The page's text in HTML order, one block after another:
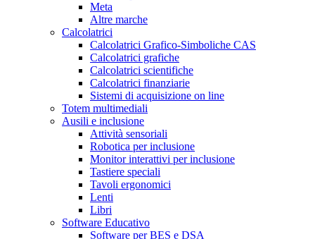
Meta
Altre marche
Calcolatrici
Calcolatrici Grafico-Simboliche CAS
Calcolatrici grafiche
Calcolatrici scientifiche
Calcolatrici finanziarie
Sistemi di acquisizione on line
Totem multimediali
Ausili e inclusione
Attività sensoriali
Robotica per inclusione
Monitor interattivi per inclusione
Tastiere speciali
Tavoli ergonomici
Lenti
Libri
Software Educativo
Software per BES e DSA